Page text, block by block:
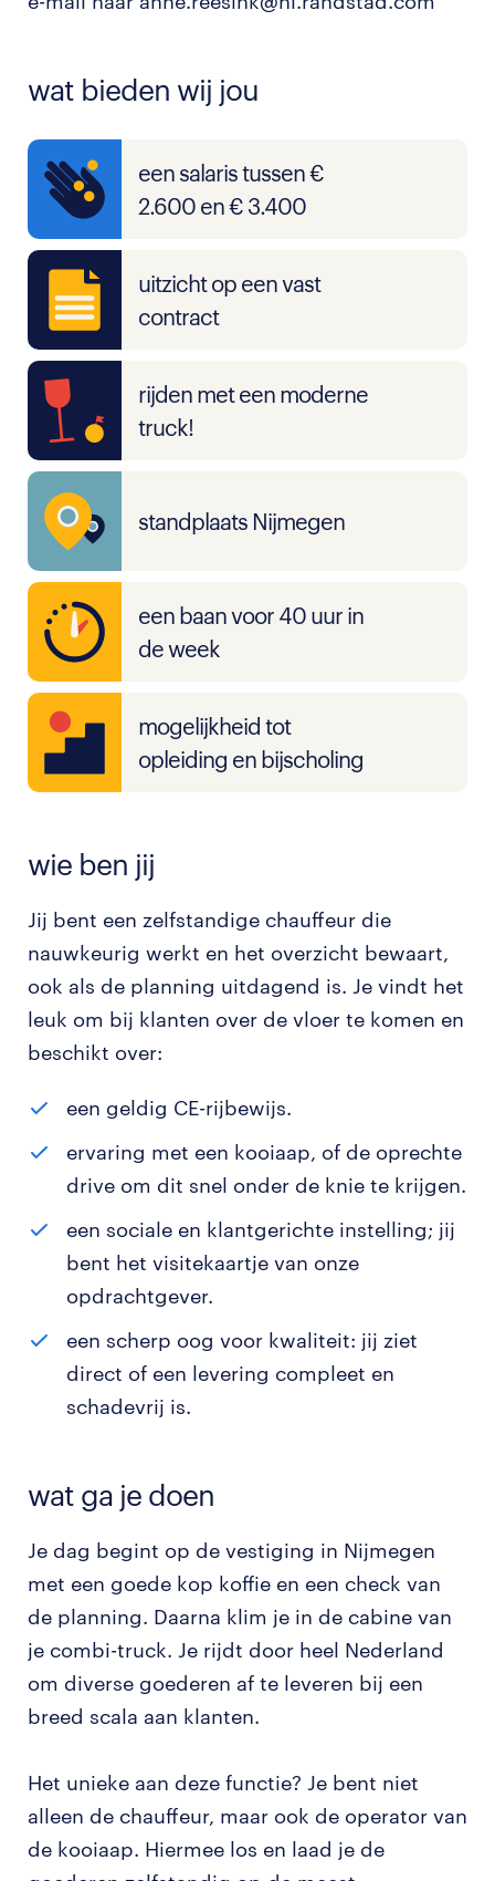
wat bieden wij jou
een salaris tussen €
2.600 en € 3.400
uitzicht op een vast
contract
rijden met een moderne
truck!
standplaats Nijmegen
een baan voor 40 uur in
de week
mogelijkheid tot
opleiding en bijscholing
wie ben jij
Jij bent een zelfstandige chauffeur die
nauwkeurig werkt en het overzicht bewaart,
ook als de planning uitdagend is. Je vindt het
leuk om bij klanten over de vloer te komen en
beschikt over:
een geldig CE-rijbewijs.
ervaring met een kooiaap, of de oprechte
drive om dit snel onder de knie te krijgen.
een sociale en klantgerichte instelling; jij
bent het visitekaartje van onze
opdrachtgever.
een scherp oog voor kwaliteit: jij ziet
direct of een levering compleet en
schadevrij is.
wat ga je doen
Je dag begint op de vestiging in Nijmegen
met een goede kop koffie en een check van
de planning. Daarna klim je in de cabine van
je combi-truck. Je rijdt door heel Nederland
om diverse goederen af te leveren bij een
breed scala aan klanten.
Het unieke aan deze functie? Je bent niet
alleen de chauffeur, maar ook de operator van
de kooiaap. Hiermee los en laad je de